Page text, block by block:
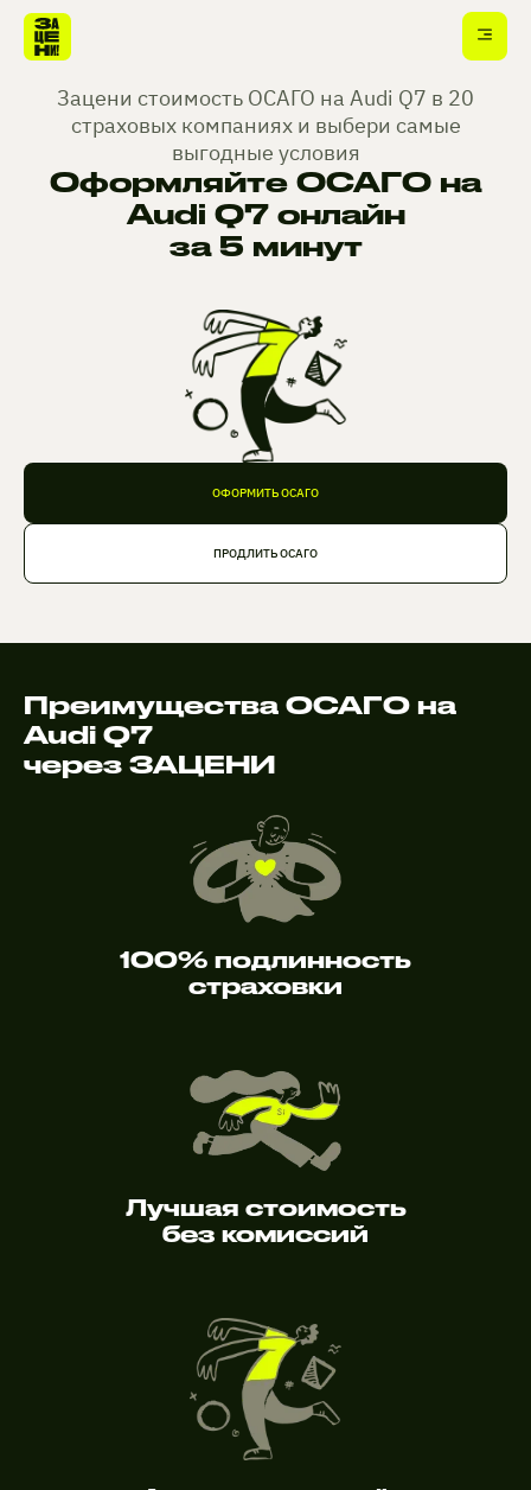
Зацени стоимость ОСАГО на Audi Q7 в 20
страховых компаниях и выбери самые
выгодные условия
Оформляйте ОСАГО на
Audi Q7 онлайн
за 5 минут
ОФОРМИТЬ ОСАГО
ПРОДЛИТЬ ОСАГО
Преимущества ОСАГО на
Audi Q7
через ЗАЦЕНИ
100% подлинность
страховки
Лучшая стоимость
без комиссий